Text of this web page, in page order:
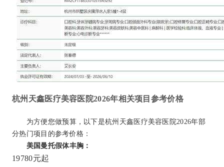
杭州天鑫医疗美容医院2026年相关项目参考价格
为方便您做预算，以下是杭州天鑫医疗美容医院2026年部
分热门项目的参考价格：
美国曼托假体丰胸：
19780元起